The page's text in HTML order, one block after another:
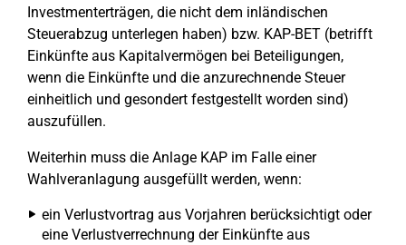
Investmenterträgen, die nicht dem inländischen
Steuerabzug unterlegen haben) bzw. KAP-BET (betrifft
Einkünfte aus Kapitalvermögen bei Beteiligungen,
wenn die Einkünfte und die anzurechnende Steuer
einheitlich und gesondert festgestellt worden sind)
auszufüllen.
Weiterhin muss die Anlage KAP im Falle einer
Wahlveranlagung ausgefüllt werden, wenn:
ein Verlustvortrag aus Vorjahren berücksichtigt oder
eine Verlustverrechnung der Einkünfte aus